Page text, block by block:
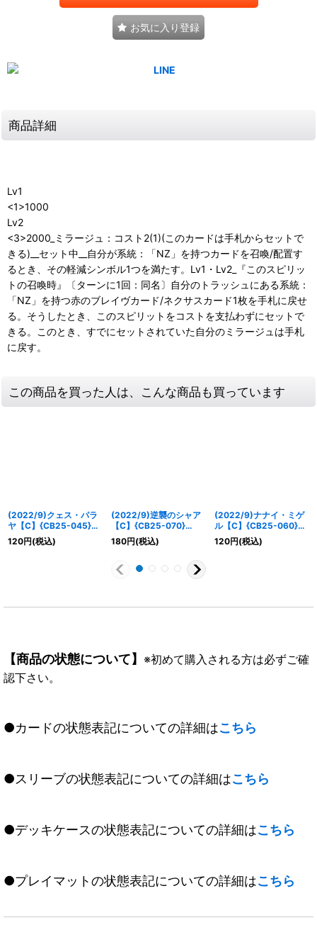
お気に入り登録
商品詳細
Lv1
<1>1000
Lv2
<3>2000_ミラージュ：コスト2(1)(このカードは手札からセットで
きる)__セット中__自分が系統：「NZ」を持つカードを召喚/配置す
るとき、その軽減シンボル1つを満たす。Lv1・Lv2_『このスピリッ
トの召喚時』〔ターンに1回：同名〕自分のトラッシュにある系統：
「NZ」を持つ赤のブレイヴカード/ネクサスカード1枚を手札に戻せ
る。そうしたとき、このスピリットをコストを支払わずにセットで
きる。このとき、すでにセットされていた自分のミラージュは手札
に戻す。
この商品を買った人は、こんな商品も買っています
(2022/9)クェス・パラ
ヤ【C】{CB25-045}
《赤》
120円(税込)
(2022/9)逆襲のシャア
【C】{CB25-070}
《赤》
180円(税込)
(2022/9)ナナイ・ミゲ
ル【C】{CB25-060}
《赤》
120円(税込)
【商品の状態について】 ※初めて購入される方は必ずご確
認下さい。
●カードの状態表記についての詳細はこちら
●スリーブの状態表記についての詳細はこちら
●デッキケースの状態表記についての詳細はこちら
●プレイマットの状態表記についての詳細はこちら